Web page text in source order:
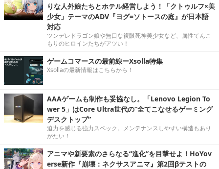
りな人外娘たちとホテル経営しよう！「クトゥルフ×美
少女」テーマのADV『ヨグ=ソトースの庭』が日本語
対応
ツンデレドラゴン娘や無口な複眼死神美少女など、属性てんこ
もりのヒロインたちがアツい！
ゲームコマースの最前線ーXsolla特集
Xsollaの最新情報はこちらから！
AAAゲームも制作も妥協なし。「Lenovo Legion To
wer 5」はCore Ultra世代の“全てこなせるゲーミング
デスクトップ”
迫力を感じる強力スペック。メンテナンスしやすい構造もあり
がたい！
アニマや新要素のさらなる“進化”を目撃せよ！HoYov
erse新作『崩壊：ネクサスアニマ』第2回βテストの